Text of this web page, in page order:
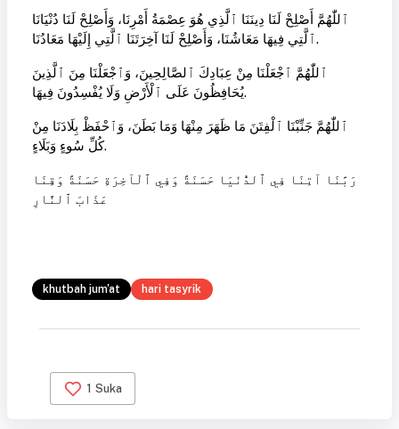
ٱللّٰهُمَّ أَصْلِحْ لَنَا دِينَنَا ٱلَّذِي هُوَ عِصْمَةُ أَمْرِنَا، وَأَصْلِحْ لَنَا دُنْيَانَا
ٱلَّتِي فِيهَا مَعَاشُنَا، وَأَصْلِحْ لَنَا آخِرَتَنَا ٱلَّتِي إِلَيْهَا مَعَادُنَا.
ٱللّٰهُمَّ ٱجْعَلْنَا مِنْ عِبَادِكَ ٱلصَّالِحِينَ، وَٱجْعَلْنَا مِنَ ٱلَّذِينَ
يُحَافِظُونَ عَلَى ٱلْأَرْضِ وَلَا يُفْسِدُونَ فِيهَا.
ٱللّٰهُمَّ جَنِّبْنَا ٱلْفِتَنَ مَا ظَهَرَ مِنْهَا وَمَا بَطَنَ، وَٱحْفَظْ بِلَادَنَا مِنْ
كُلِّ سُوءٍ وَبَلَاءٍ.
رَبَّنَا آتِنَا فِي ٱلدُّنْيَا حَسَنَةً وَفِي ٱلْآخِرَةِ حَسَنَةً وَقِنَا
عَذَابَ ٱلنَّارِ
khutbah jum'at hari tasyrik
1 Suka